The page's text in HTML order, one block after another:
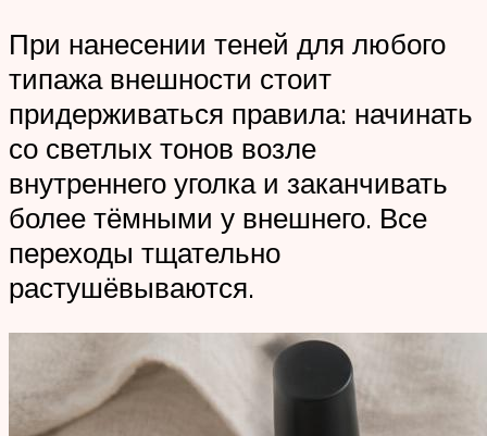
При нанесении теней для любого
типажа внешности стоит
придерживаться правила: начинать
со светлых тонов возле
внутреннего уголка и заканчивать
более тёмными у внешнего. Все
переходы тщательно
растушёвываются.